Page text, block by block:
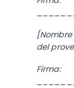
del
Firma: